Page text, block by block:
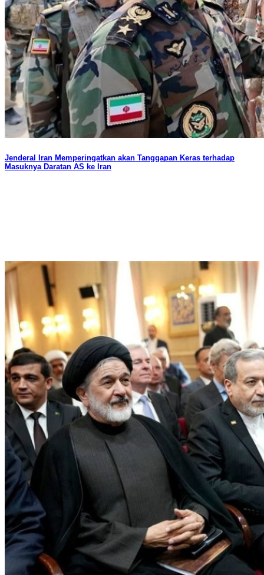
Jenderal Iran Memperingatkan akan Tanggapan Keras terhadap
Masuknya Daratan AS ke Iran